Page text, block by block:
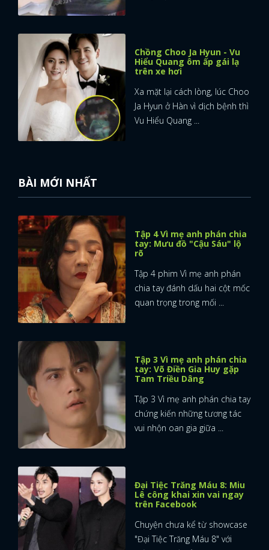
Chồng Choo Ja Hyun - Vu
Hiểu Quang ôm ấp gái lạ
trên xe hơi
Xa mặt lại cách lòng, lúc Choo
Ja Hyun ở Hàn vì dịch bệnh thì
Vu Hiểu Quang ...
BÀI MỚI NHẤT
Tập 4 Vì mẹ anh phán chia
tay: Mưu đồ "Cậu Sáu" lộ
rõ
Tập 4 phim Vì mẹ anh phán
chia tay đánh dấu hai cột mốc
quan trọng trong mối ...
Tập 3 Vì mẹ anh phán chia
tay: Võ Điền Gia Huy gặp
Tam Triều Dâng
Tập 3 Vì mẹ anh phán chia tay
chứng kiến những tương tác
vui nhộn oan gia giữa ...
Đại Tiệc Trăng Máu 8: Miu
Lê công khai xin vai ngay
trên Facebook
Chuyện chưa kể từ showcase
"Đại Tiệc Trăng Máu 8" với